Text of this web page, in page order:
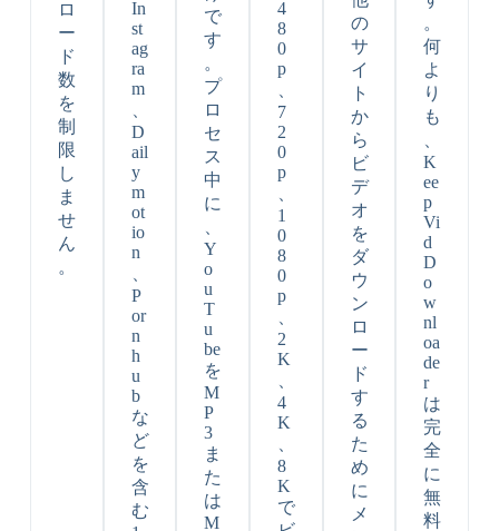
ロ
ー
ド
数
を
制
限
し
ま
せ
ん
。
In
st
ag
ra
m
D
ail
y
m
ot
io
n
P
or
n
h
u
b
な
ど
を
含
む
で
す
。
プ
ロ
セ
ス
中
に
Y
o
u
T
u
be
を
M
P
3
ま
た
は
M
4
8
0
p
7
2
0
p
1
0
8
0
p
2
K
4
K
8
K
で
の
サ
イ
ト
か
ら
ビ
デ
オ
を
ダ
ウ
ン
ロ
ー
ド
す
る
た
め
に
メ
。
何
よ
り
も
K
ee
p
Vi
d
D
o
w
nl
oa
de
r
は
完
全
に
無
料